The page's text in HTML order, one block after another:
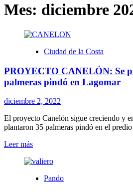
Mes: diciembre
Ciudad de la Costa
PROYECTO CANELÓN: Se
palmeras pindó en Lagomar
diciembre 2, 2022
El proyecto Canelón sigue creciendo y
plantaron 35 palmeras pindó en el
Leer másLeer
sobre
CANELÓN:
Pando